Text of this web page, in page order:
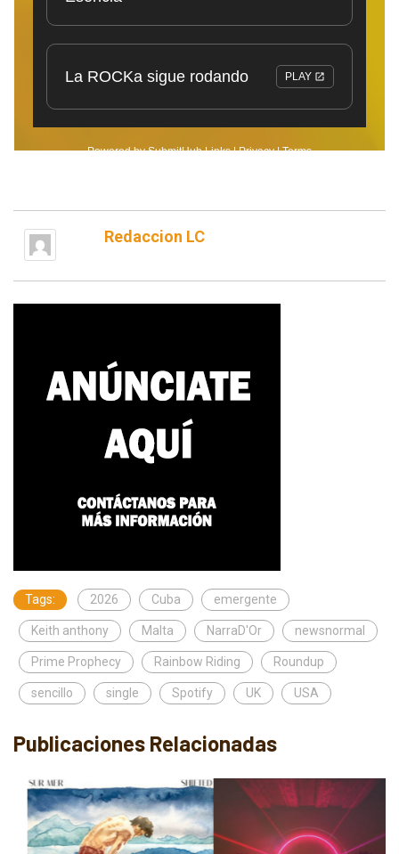
Redaccion LC
Tags: 2026 Cuba emergente
Keith anthony Malta NarraD'Or newsnormal
Prime Prophecy Rainbow Riding Roundup
sencillo single Spotify UK USA
Publicaciones Relacionadas